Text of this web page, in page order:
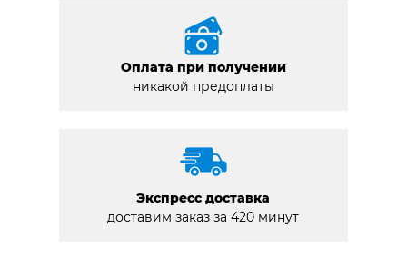
Оплата при получении
никакой предоплаты
Экспресс доставка
доставим заказ за 420 минут